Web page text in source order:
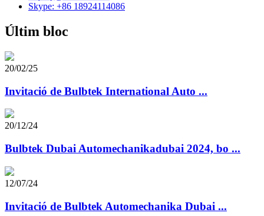
Skype: +86 18924114086
Últim bloc
20/02/25
Invitació de Bulbtek International Auto ...
20/12/24
Bulbtek Dubai Automechanikadubai 2024, bo ...
12/07/24
Invitació de Bulbtek Automechanika Dubai ...